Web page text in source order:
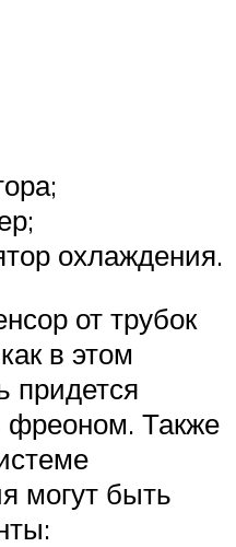
охлаждения.
от трубок
в этом
придется
фреоном. Также
могут быть